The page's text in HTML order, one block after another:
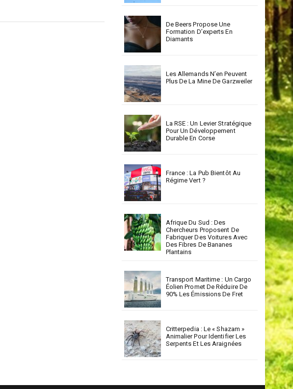
De Beers Propose Une
Formation D’experts En
Diamants
Les Allemands N’en Peuvent
Plus De La Mine De Garzweiler
La RSE : Un Levier Stratégique
Pour Un Développement
Durable En Corse
France : La Pub Bientôt Au
Régime Vert ?
Afrique Du Sud : Des
Chercheurs Proposent De
Fabriquer Des Voitures Avec
Des Fibres De Bananes
Plantains
Transport Maritime : Un Cargo
Éolien Promet De Réduire De
90% Les Émissions De Fret
Critterpedia : Le « Shazam »
Animalier Pour Identifier Les
Serpents Et Les Araignées